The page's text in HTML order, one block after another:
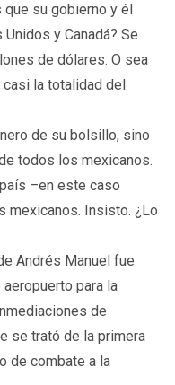
su gobierno y él
y Canadá? Se
de dólares. O sea
la totalidad del
de su bolsillo, sino
todos los mexicanos.
–en este caso
mexicanos. Insisto. ¿Lo
Andrés Manuel fue
para la
de
se trató de la primera
de combate a la